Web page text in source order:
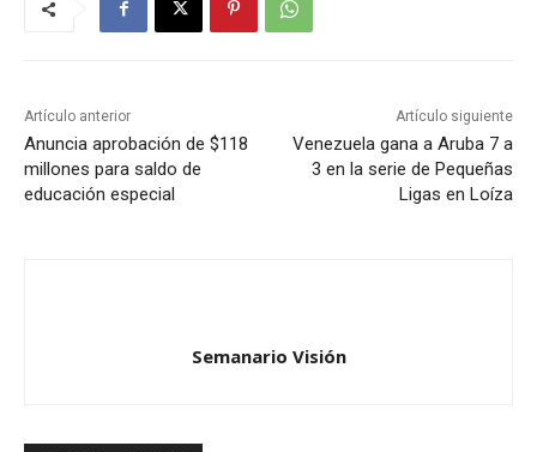
Artículo anterior
Anuncia aprobación de $118
millones para saldo de
educación especial
Artículo siguiente
Venezuela gana a Aruba 7 a
3 en la serie de Pequeñas
Ligas en Loíza
Semanario Visión